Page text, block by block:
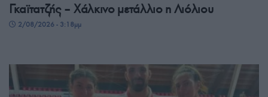
Γκαϊτατζής – Χάλκινο μετάλλιο η Λιόλιου
2/08/2026 - 3:18μμ